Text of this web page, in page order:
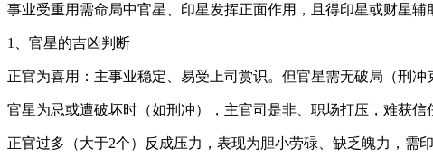
事业受重用需命局中官星、印星发挥正面作用，且得印星或财星辅
1、官星的吉凶判断
正官为喜用：主事业稳定、易受上司赏识。但官星需无破局（刑冲
官星为忌或遭破坏时（如刑冲），主官司是非、职场打压，难获信
正官过多（大于2个）反成压力，表现为胆小劳碌、缺乏魄力，需